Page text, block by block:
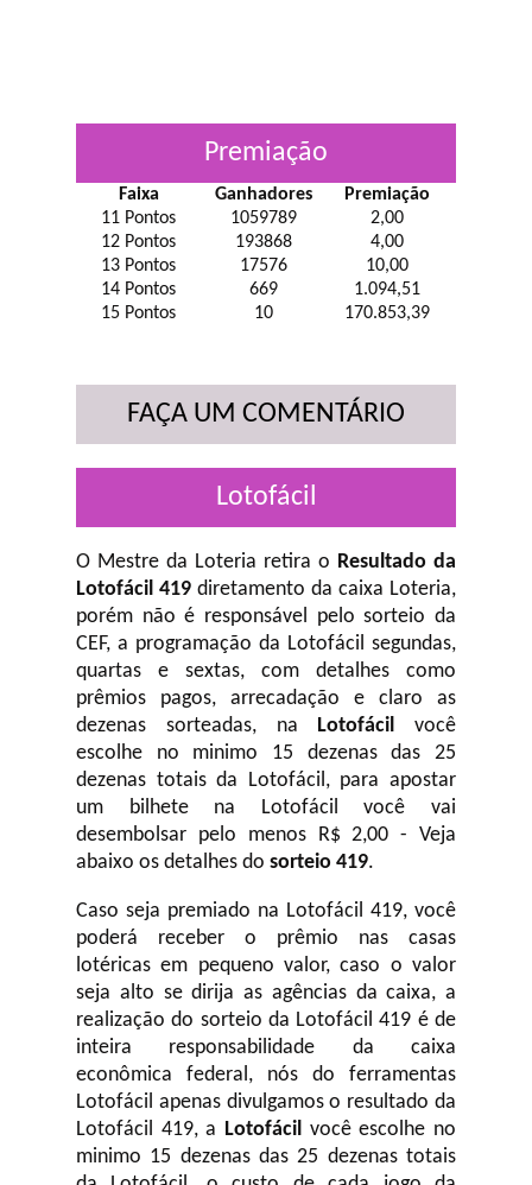
Premiação
Faixa Ganhadores
Premiação
11 Pontos
1059789
2,00
12 Pontos
193868
4,00
13 Pontos
17576
10,00
14 Pontos
669
1.094,51
15 Pontos
10 170.853,39
FAÇA UM COMENTÁRIO
Lotofácil
O Mestre da Loteria retira o Resultado da
Lotofácil 419 diretamento da caixa Loteria,
porém não é responsável pelo sorteio da
CEF, a programação da Lotofácil segundas,
quartas e sextas, com detalhes como
prêmios pagos, arrecadação e claro as
dezenas sorteadas, na Lotofácil você
escolhe no minimo 15 dezenas das 25
dezenas totais da Lotofácil, para apostar
um bilhete na Lotofácil você vai
desembolsar pelo menos R$ 2,00 - Veja
abaixo os detalhes do sorteio 419.
Caso seja premiado na Lotofácil 419, você
poderá receber o prêmio nas casas
lotéricas em pequeno valor, caso o valor
seja alto se dirija as agências da caixa, a
realização do sorteio da Lotofácil 419 é de
inteira responsabilidade da caixa
econômica federal, nós do ferramentas
Lotofácil apenas divulgamos o resultado da
Lotofácil 419, a Lotofácil você escolhe no
minimo 15 dezenas das 25 dezenas totais